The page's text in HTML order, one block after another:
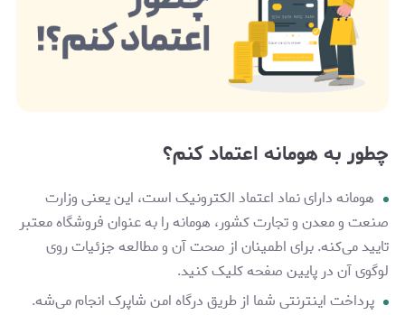
چطور به هومانه اعتماد کنم؟
هومانه دارای نماد اعتماد الکترونیک است، این یعنی وزارت
صنعت و معدن و تجارت کشور، هومانه را به عنوان فروشگاه معتبر
تایید می‌کنه. برای اطمینان از صحت آن و مطالعه جزئیات روی
لوگوی آن در پایین صفحه کلیک کنید.
پرداخت اینترنتی شما از طریق درگاه‌ امن شاپرک انجام می‌شه.